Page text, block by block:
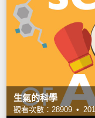
生氣的科學
觀看次數：28909 •